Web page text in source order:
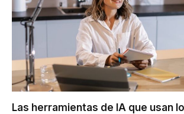
Las herramientas de IA que usan